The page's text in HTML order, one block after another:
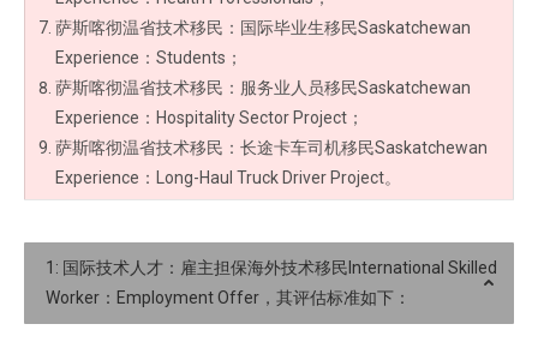
萨斯喀彻温省技术移民：国际毕业生移民Saskatchewan
Experience：Students；
萨斯喀彻温省技术移民：服务业人员移民Saskatchewan
Experience：Hospitality Sector Project；
萨斯喀彻温省技术移民：长途卡车司机移民Saskatchewan
Experience：Long-Haul Truck Driver Project。
1: 国际技术人才：雇主担保海外技术移民International Skilled
Worker：Employment Offer，其评估标准如下：